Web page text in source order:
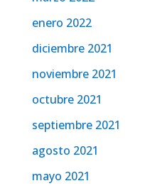
enero 2022
diciembre 2021
noviembre 2021
octubre 2021
septiembre 2021
agosto 2021
mayo 2021